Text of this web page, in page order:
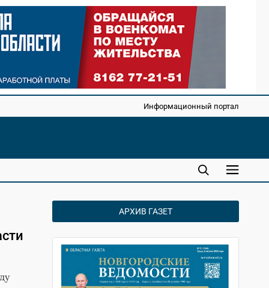
Информационный портал
АРХИВ ГАЗЕТ